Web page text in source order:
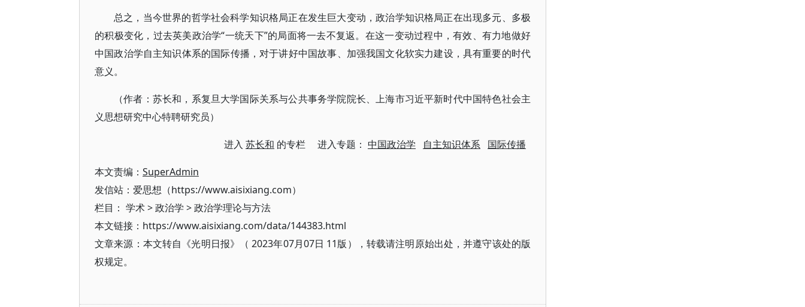
总之，当今世界的哲学社会科学知识格局正在发生巨大变动，政治学知识格局正在出现多元、多极
的积极变化，过去英美政治学“一统天下”的局面将一去不复返。在这一变动过程中，有效、有力地做好
中国政治学自主知识体系的国际传播，对于讲好中国故事、加强我国文化软实力建设，具有重要的时代
意义。
（作者：苏长和，系复旦大学国际关系与公共事务学院院长、上海市习近平新时代中国特色社会主
义思想研究中心特聘研究员）
进入 苏长和 的专栏 进入专题： 中国政治学 自主知识体系 国际传播
本文责编： SuperAdmin
发信站：爱思想（https://www.aisixiang.com）
栏目： 学术>政治学 >政治学理论与方法
本文链接：https://www.aisixiang.com/data/144383.html
文章来源：本文转自《光明日报》（ 2023年07月07日 11版），转载请注明原始出处，并遵守该处的版
权规定。